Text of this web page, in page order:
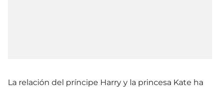
La relación del príncipe Harry y la princesa Kate ha